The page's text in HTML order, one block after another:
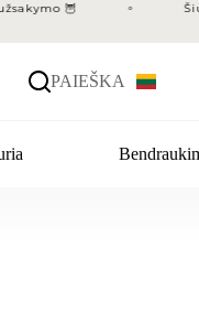
🦉
PAIEŠKA